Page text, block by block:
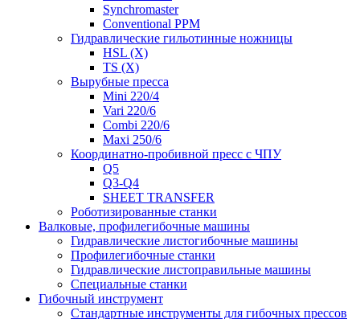
Synchromaster
Conventional PPM
Гидравлические гильотинные ножницы
HSL (X)
TS (X)
Вырубные пресса
Mini 220/4
Vari 220/6
Combi 220/6
Maxi 250/6
Координатно-пробивной пресс с ЧПУ
Q5
Q3-Q4
SHEET TRANSFER
Роботизированные станки
Валковые, профилегибочные машины
Гидравлические листогибочные машины
Профилегибочные станки
Гидравлические листоправильные машины
Специальные станки
Гибочный инструмент
Стандартные инструменты для гибочных прессов